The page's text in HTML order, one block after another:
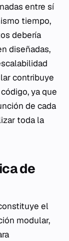
entre sí
tiempo,
debería
diseñadas,
contribuye
ya que
de cada
toda la
de
el
modular,